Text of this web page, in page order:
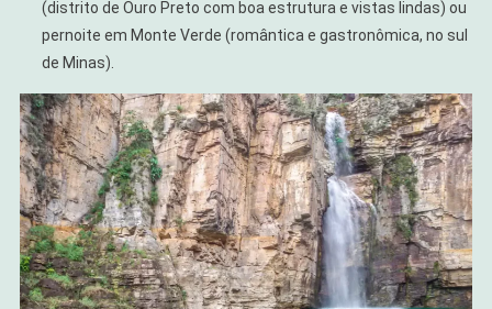
(distrito de Ouro Preto com boa estrutura e vistas lindas) ou
pernoite em Monte Verde (romântica e gastronômica, no sul
de Minas).